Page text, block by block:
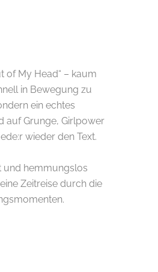
of My Head“ – kaum
in Bewegung zu
ein echtes
auf Grunge, Girlpower
wieder den Text.
und hemmungslos
Zeitreise durch die